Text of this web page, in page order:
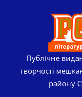
Публічне
творчості
району